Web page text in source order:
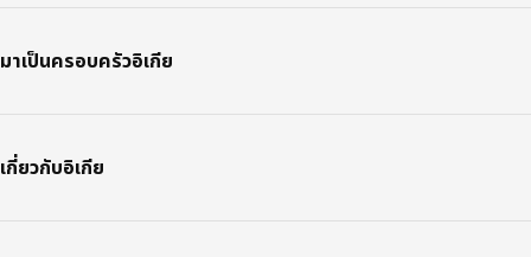
มาเป็นครอบครัวอิเกีย
เกี่ยวกับอิเกีย